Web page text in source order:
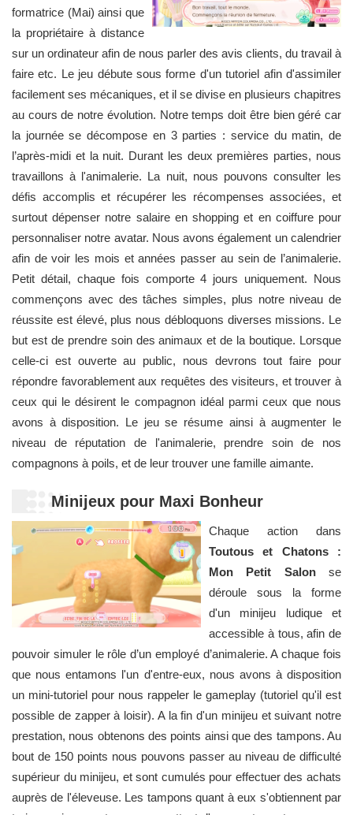
formatrice (Mai) ainsi que
la propriétaire à distance
sur un ordinateur afin de nous parler des avis clients, du travail à
faire etc. Le jeu débute sous forme d'un tutoriel afin d'assimiler
facilement ses mécaniques, et il se divise en plusieurs chapitres
au cours de notre évolution. Notre temps doit être bien géré car
la journée se décompose en 3 parties : service du matin, de
l’après-midi et la nuit. Durant les deux premières parties, nous
travaillons à l'animalerie. La nuit, nous pouvons consulter les
défis accomplis et récupérer les récompenses associées, et
surtout dépenser notre salaire en shopping et en coiffure pour
personnaliser notre avatar. Nous avons également un calendrier
afin de voir les mois et années passer au sein de l’animalerie.
Petit détail, chaque fois comporte 4 jours uniquement. Nous
commençons avec des tâches simples, plus notre niveau de
réussite est élevé, plus nous débloquons diverses missions. Le
but est de prendre soin des animaux et de la boutique. Lorsque
celle-ci est ouverte au public, nous devrons tout faire pour
répondre favorablement aux requêtes des visiteurs, et trouver à
ceux qui le désirent le compagnon idéal parmi ceux que nous
avons à disposition. Le jeu se résume ainsi à augmenter le
niveau de réputation de l'animalerie, prendre soin de nos
compagnons à poils, et de leur trouver une famille aimante.
Minijeux pour Maxi Bonheur
Chaque action dans
Toutous et Chatons :
Mon Petit Salon se
déroule sous la forme
d'un minijeu ludique et
accessible à tous, afin de
pouvoir simuler le rôle d’un employé d’animalerie. A chaque fois
que nous entamons l'un d'entre-eux, nous avons à disposition
un mini-tutoriel pour nous rappeler le gameplay (tutoriel qu'il est
possible de zapper à loisir). A la fin d'un minijeu et suivant notre
prestation, nous obtenons des points ainsi que des tampons. Au
bout de 150 points nous pouvons passer au niveau de difficulté
supérieur du minijeu, et sont cumulés pour effectuer des achats
auprès de l'éleveuse. Les tampons quant à eux s'obtiennent par